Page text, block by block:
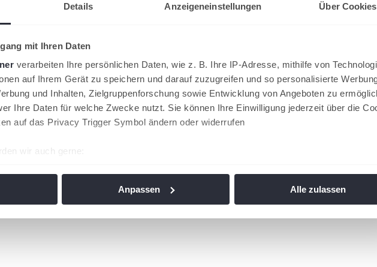
Details Anzeigeneinstellungen Über Cookies
mit Ihren Daten
verarbeiten Ihre persönlichen Daten, wie z. B. Ihre IP-Adresse, mithilfe von
auf Ihrem Gerät zu speichern und darauf zuzugreifen und so personalisierte
und Inhalten, Zielgruppenforschung sowie Entwicklung von Angeboten zu
Ihre Daten für welche Zwecke nutzt. Sie können Ihre Einwilligung jederzeit über die
auf das Privacy Trigger Symbol ändern oder widerrufen
wir auch gerne:
Anpassen Alle zulassen